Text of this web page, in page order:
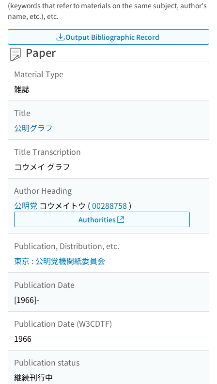
(keywords that refer to materials on the same subject, author's
name, etc.), etc.
Output Bibliographic Record
Paper
Material Type
雑誌
Title
公明グラフ
Title Transcription
コウメイ グラフ
Author Heading
公明党 コウメイトウ (00288758 )
Authorities
Publication, Distribution, etc.
東京 : 公明党機関紙委員会
Publication Date
[1966]-
Publication Date (W3CDTF)
1966
Publication status
継続刊行中